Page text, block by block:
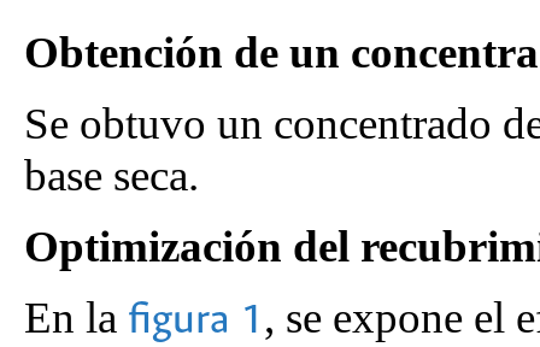
Obtención de un
Se obtuvo un concentrado
base seca.
Optimización del
En la figura 1 , se expone el